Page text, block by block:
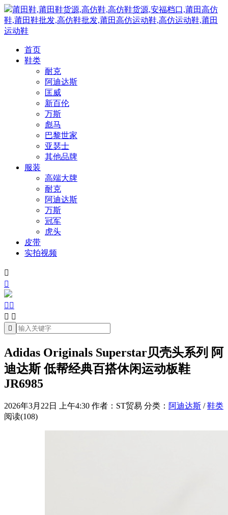
莆田鞋,莆田鞋货源,高仿鞋,高仿鞋货源,安福档口,莆田高仿
鞋,莆田鞋批发,高仿鞋批发,莆田高仿运动鞋,高仿运动鞋,莆田
运动鞋
首页
鞋类
耐克
阿迪达斯
匡威
新百伦
万斯
彪马
巴黎世家
亚瑟士
其他品牌
服装
高端大牌
耐克
阿迪达斯
万斯
冠军
虎头
皮带
实拍视频


 
 

Adidas Originals Superstar贝壳头系列 阿
迪达斯 低帮经典百搭休闲运动板鞋
JR6985
2026年3月22日 上午4:30 作者：ST贸易 分类： 阿迪达斯 /鞋类
阅读(108)